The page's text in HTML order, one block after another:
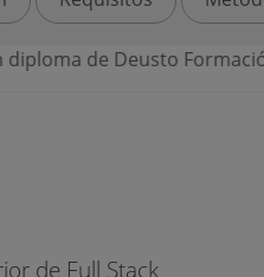
Formación y un título
de Full Stack